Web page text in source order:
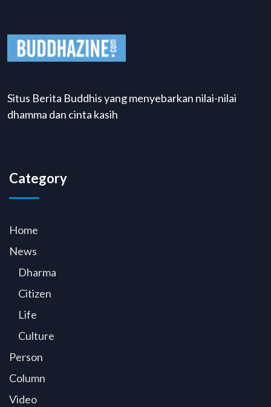
Situs Berita Buddhis yang menyebarkan nilai-nilai
dhamma dan cinta kasih
Category
Home
News
Dharma
Citizen
Life
Culture
Person
Column
Video